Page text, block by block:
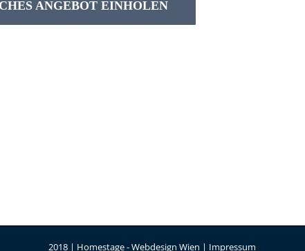
ANGEBOT EINHOLEN
2018 | Homestage -Webdesign Wien | Impressum